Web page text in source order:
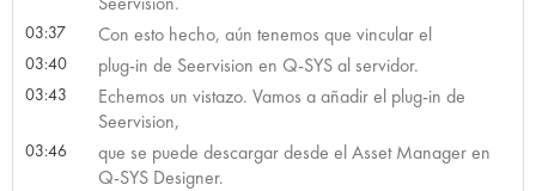
03:37 Con esto hecho, aún tenemos que vincular el
03:40 plug-in de Seervision en Q-SYS al servidor.
03:43
Echemos un vistazo. Vamos a añadir el plug-in de
Seervision,
03:46
que se puede descargar desde el Asset Manager en
Q-SYS Designer.